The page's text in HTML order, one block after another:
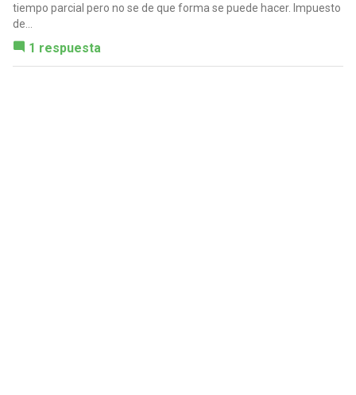
tiempo parcial pero no se de que forma se puede hacer. Impuesto
de...
1 respuesta